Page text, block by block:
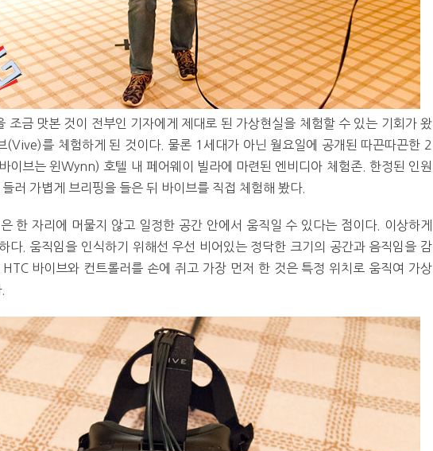
조금 맛본 것이 전부인 기자에게 제대로 된 가상현실을 체험할 수 있는 기회가 왔
(Vive)를 체험하게 된 것이다. 물론 1세대가 아닌 월요일에 공개된 따끈따끈한 2
이브는 윈Wynn) 호텔 내 페어웨이 빌라에 마련된 엔비디아 체험존. 한정된 인원
러 가볍게 브리핑을 들은 뒤 바이브를 직접 체험해 봤다.
한 자리에 머물지 않고 일정한 공간 안에서 움직일 수 있다는 점이다. 이상하게
다. 움직임을 인식하기 위해선 우선 비어있는 정닥한 크기의 공간과 음직임을 감
바이브와 컨트롤러를 손에 쥐고 가장 먼저 한 것은 특정 위치로 움직여 가상